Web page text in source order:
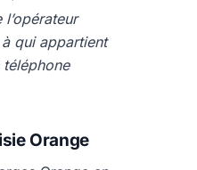
qui appartient
Orange